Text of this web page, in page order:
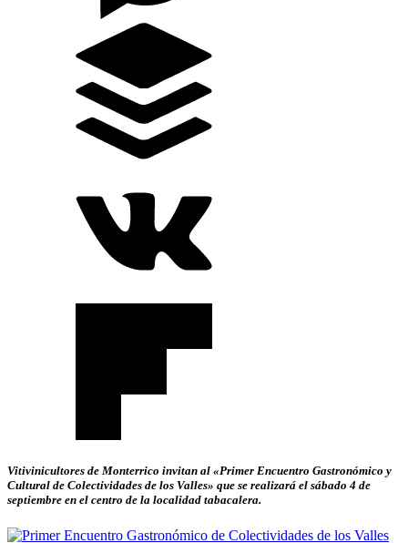
Vitivinicultores de Monterrico invitan al «Primer Encuentro Gastronómico y
Cultural de Colectividades de los Valles» que se realizará el sábado 4 de
septiembre en el centro de la localidad tabacalera.